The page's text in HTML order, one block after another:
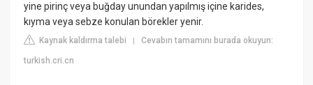
yine pirinç veya buğday unundan yapılmış içine karides,
kıyma veya sebze konulan börekler yenir.
Kaynak kaldırma talebi |Cevabın tamamını burada okuyun:
turkish.cri.cn